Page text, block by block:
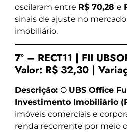
oscilaram entre R$ 70,28 e
sinais de ajuste no
imobiliário.
7º – RECT11 | FII
Valor: R$ 32,30 |
Descrição: O UBS Office
Investimento Imobiliário
imóveis comerciais e
renda recorrente por meio